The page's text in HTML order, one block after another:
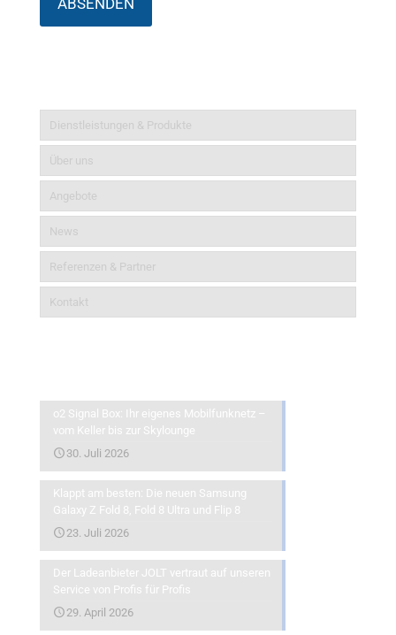
Dienstleistungen & Produkte
Über uns
Angebote
News
Referenzen & Partner
Kontakt
o2 Signal Box: Ihr eigenes Mobilfunknetz –
vom Keller bis zur Skylounge
30. Juli 2026
Klappt am besten: Die neuen Samsung
Galaxy Z Fold 8, Fold 8 Ultra und Flip 8
23. Juli 2026
Der Ladeanbieter JOLT vertraut auf unseren
Service von Profis für Profis
29. April 2026